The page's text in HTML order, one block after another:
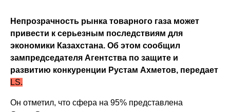
Непрозрачность рынка товарного газа может
привести к серьезным последствиям для
экономики Казахстана. Об этом сообщил
зампредседателя Агентства по защите и
развитию конкуренции Рустам Ахметов, передает
LS.
Он отметил, что сфера на 95% представлена